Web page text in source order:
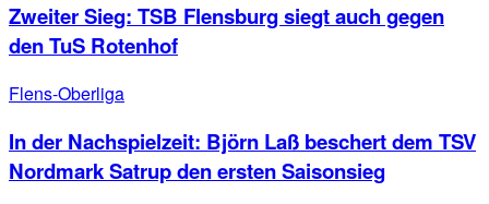
Zweiter Sieg: TSB Flensburg siegt auch gegen
den TuS Rotenhof
Flens-Oberliga
In der Nachspielzeit: Björn Laß beschert dem TSV
Nordmark Satrup den ersten Saisonsieg